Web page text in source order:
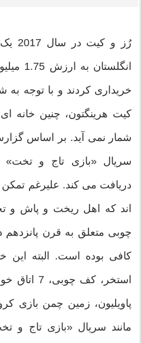
رُز
خریداری کردند و با توجه
کیت هرینگتون، چنین خانه
شمار نمی آید. بر اساس
دریافت می کند. علیرغم تمکن
اند که اهل ریخت و پاش و
چوبی متعلق به قرن پانزدهم
کافی بوده است. البته این
استخر، کف
پاویلیون، زمین چمن بازی
مانند سریال «بازی تاج و